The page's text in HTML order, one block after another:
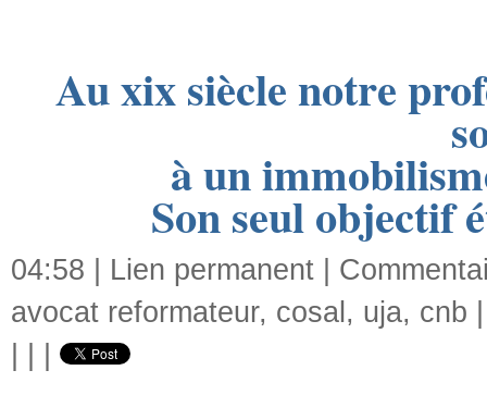
Au xix siècle notre
à un
Son seul objectif
04:58 | Lien permanent
avocat reformateur, cosal , uja, cnb